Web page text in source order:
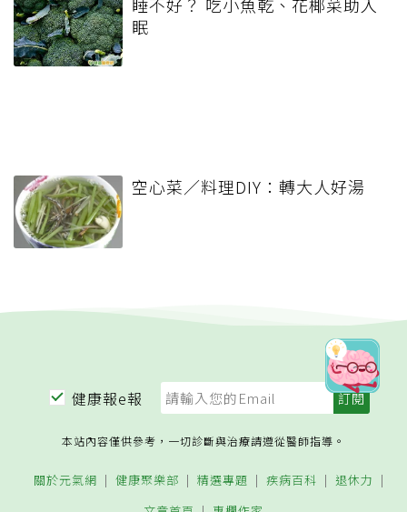
眠
空心菜／料理DIY：轉大人好湯
健康報e報
本站內容僅供參考，一切診斷與治療請遵從醫師指導。
關於元氣網 健康聚樂部 精選專題 疾病百科
退休力